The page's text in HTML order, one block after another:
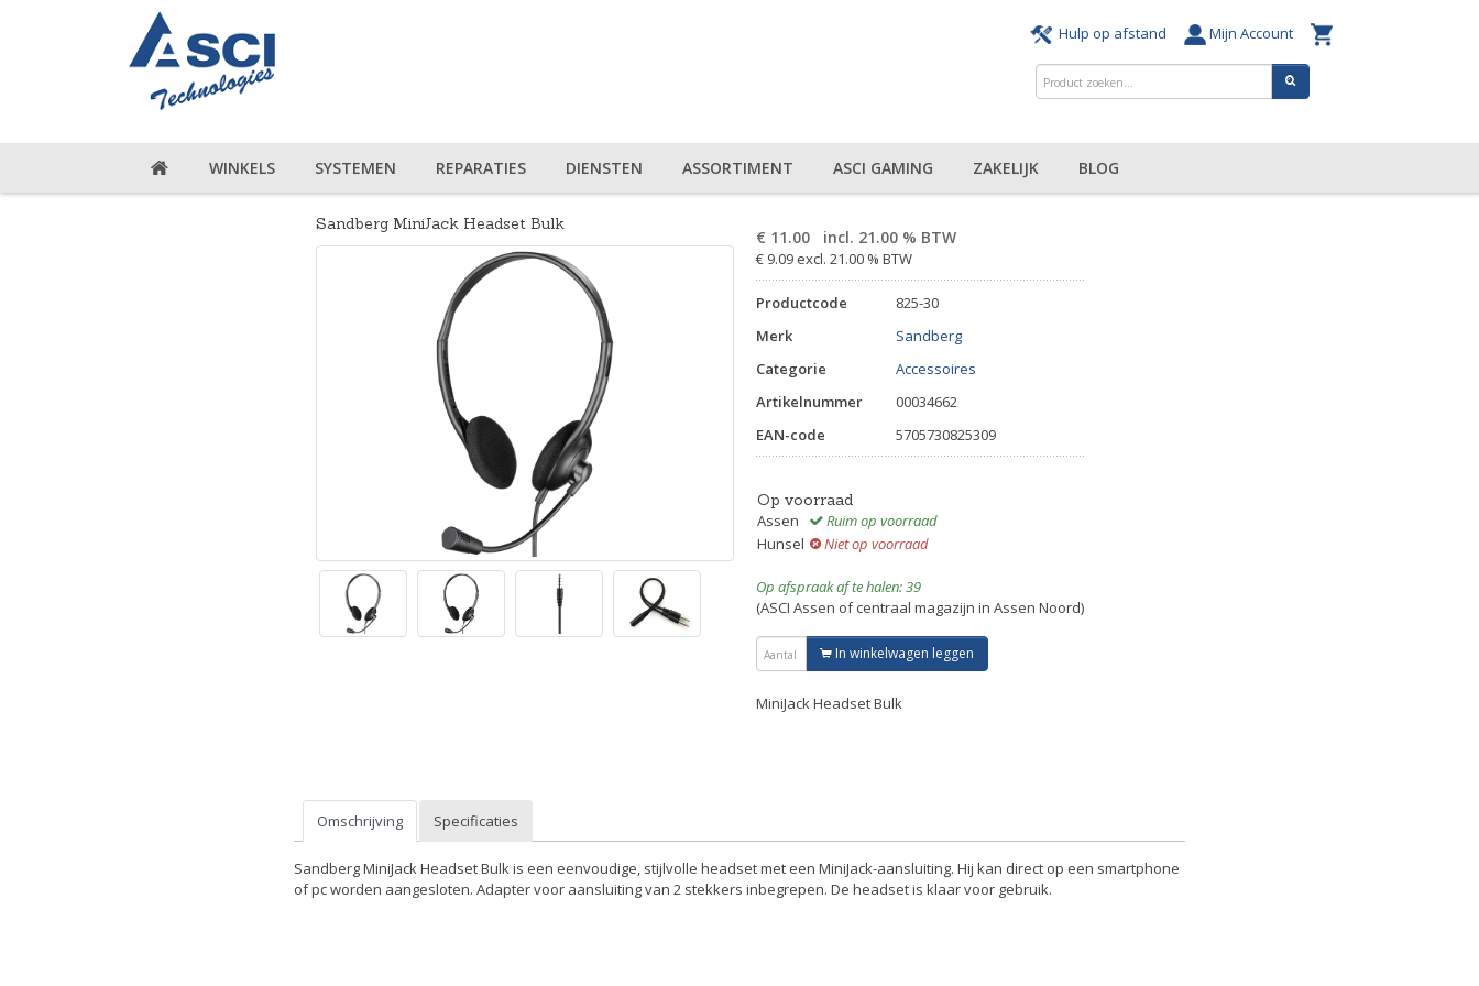
Hulp op afstand Mijn Account
WINKELS SYSTEMEN REPARATIES DIENSTEN ASSORTIMENT ASCI GAMING ZAKELIJK BLOG
Sandberg MiniJack Headset Bulk
€ 11.00 incl. 21.00 % BTW
€ 9.09 excl. 21.00 % BTW
Productcode
825-30
Merk
Sandberg
Categorie
Accessoires
Artikelnummer
00034662
EAN-code
5705730825309
Op voorraad
Assen
Ruim op voorraad
Hunsel
Niet op voorraad
Op afspraak af te halen: 39
(ASCI Assen of centraal magazijn in Assen Noord)
In winkelwagen leggen
MiniJack Headset Bulk
Omschrijving Specificaties
Sandberg MiniJack Headset Bulk is een eenvoudige, stijlvolle headset met een MiniJack-aansluiting. Hij kan direct op een smartphone
of pc worden aangesloten. Adapter voor aansluiting van 2 stekkers inbegrepen. De headset is klaar voor gebruik.